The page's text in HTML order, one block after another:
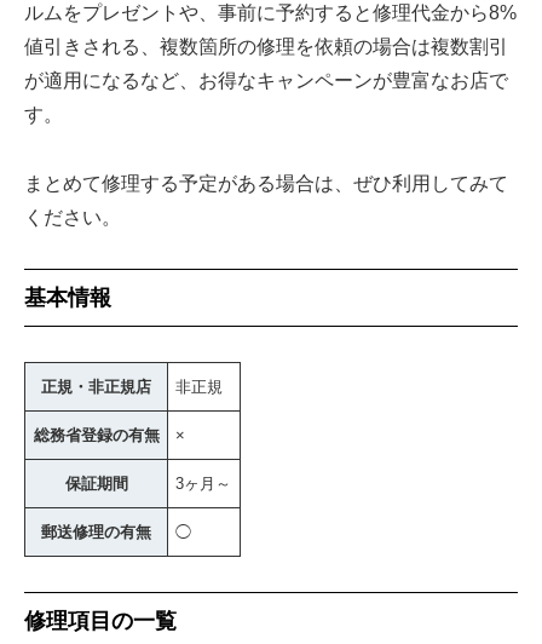
ルムをプレゼントや、事前に予約すると修理代金から8%
値引きされる、複数箇所の修理を依頼の場合は複数割引
が適用になるなど、お得なキャンペーンが豊富なお店で
す。
まとめて修理する予定がある場合は、ぜひ利用してみて
ください。
基本情報
正規・非正規店 非正規
総務省登録の有無 ×
保証期間 3ヶ月～
郵送修理の有無 ◯
修理項目の一覧